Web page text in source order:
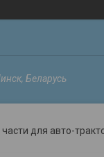
Беларусь
для авто-